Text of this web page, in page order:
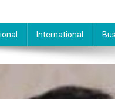
International